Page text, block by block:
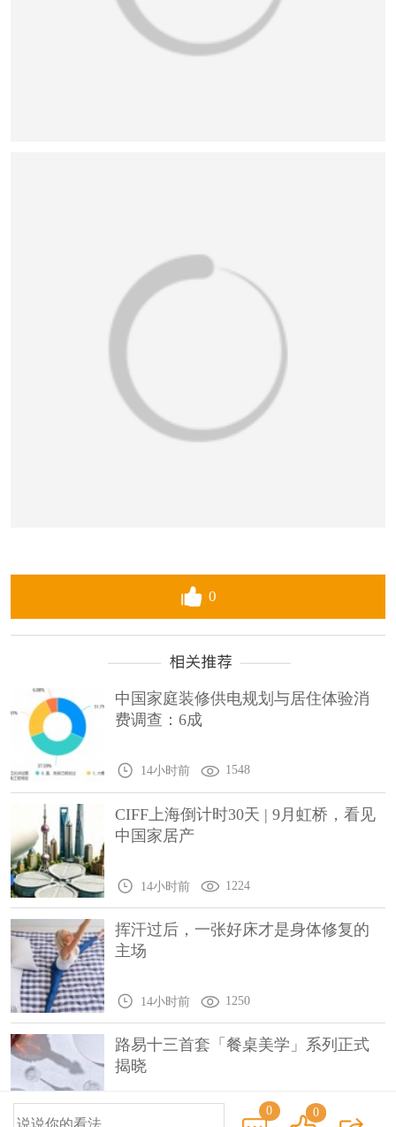
0
中国家庭装修供电规划与居住体验消
费调查：6成
14小时前 1548
CIFF上海倒计时30天 | 9月虹桥，看见
中国家居产
14小时前 1224
挥汗过后，一张好床才是身体修复的
主场
14小时前 1250
路易十三首套「餐桌美学」系列正式
揭晓
0 0